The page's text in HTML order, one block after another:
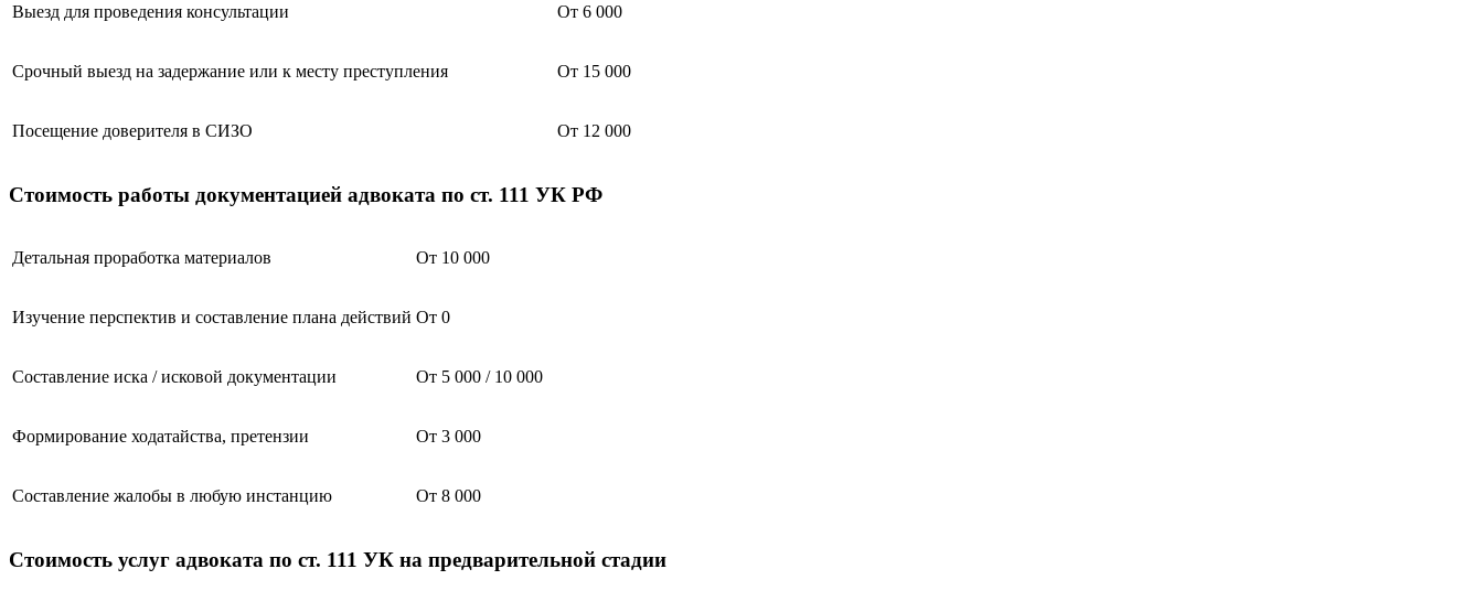
Выезд для проведения консультации От 6 000
Срочный выезд на задержание или к месту преступления От 15 000
Посещение доверителя в СИЗО От 12 000
Стоимость работы документацией адвоката по ст. 111 УК РФ
Детальная проработка материалов От 10 000
Изучение перспектив и составление плана действий От 0
Составление иска / исковой документации От 5 000 / 10 000
Формирование ходатайства, претензии От 3 000
Составление жалобы в любую инстанцию От 8 000
Стоимость услуг адвоката по ст. 111 УК на предварительной стадии